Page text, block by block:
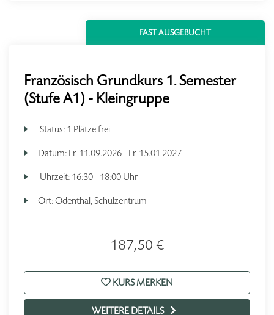
FAST AUSGEBUCHT
Französisch Grundkurs 1. Semester
(Stufe A1) - Kleingruppe
Status: 1 Plätze frei
Datum: Fr. 11.09.2026 - Fr. 15.01.2027
Uhrzeit: 16:30 - 18:00 Uhr
Ort:Odenthal, Schulzentrum
187,50 €
KURS MERKEN
WEITERE DETAILS